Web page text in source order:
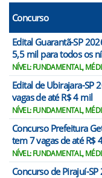
Concurso
Edital Guarantã-SP
5,5 mil para todos os
NÍVEL: FUNDAMENTAL,
Edital de Ubirajara-SP
vagas de até R$ 4 mil
NÍVEL: FUNDAMENTAL,
Concurso Prefeitura
tem 7 vagas de até R$
NÍVEL: FUNDAMENTAL,
Concurso de Pirajuí-